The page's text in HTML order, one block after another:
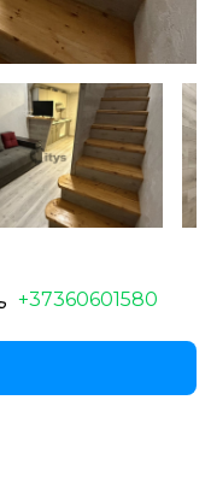
+37360601580